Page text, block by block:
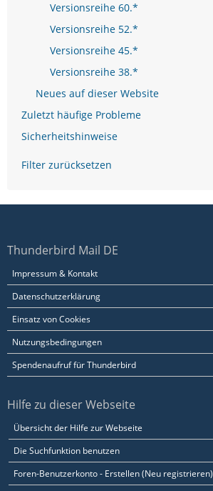
Versionsreihe 60.*
Versionsreihe 52.*
Versionsreihe 45.*
Versionsreihe 38.*
Neues auf dieser Website
Zuletzt häufige Probleme
Sicherheitshinweise
Filter zurücksetzen
Thunderbird Mail DE
Impressum & Kontakt
Datenschutzerklärung
Einsatz von Cookies
Nutzungsbedingungen
Spendenaufruf für Thunderbird
Hilfe zu dieser Webseite
Übersicht der Hilfe zur Webseite
Die Suchfunktion benutzen
Foren-Benutzerkonto - Erstellen (Neu registrieren)